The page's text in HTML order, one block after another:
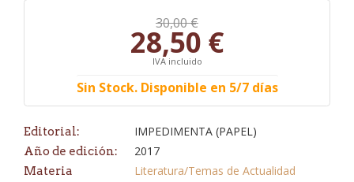
30,00 €
28,50 €
IVA incluido
Sin Stock. Disponible en 5/7 días
Editorial: IMPEDIMENTA (PAPEL)
Año de edición: 2017
Materia Literatura/Temas de Actualidad